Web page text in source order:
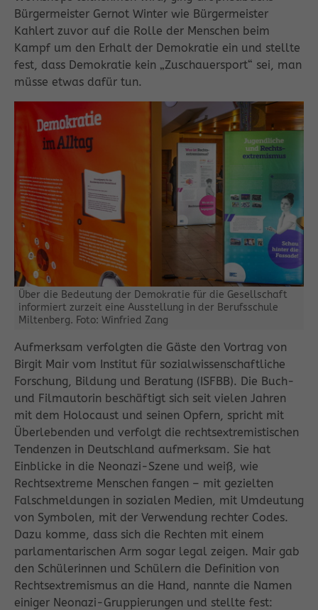
Bürgermeister Gernot Winter wie Bürgermeister
Kahlert zuvor auf die Rolle der Menschen beim
Kampf um den Erhalt der Demokratie ein und stellte
fest, dass Demokratie kein „Zuschauersport“ sei, man
müsse etwas dafür tun.
Über die Bedeutung der Demokratie für die Gesellschaft
informiert zurzeit eine Ausstellung in der Berufsschule
Miltenberg. Foto: Winfried Zang
Aufmerksam verfolgten die Gäste den Vortrag von
Birgit Mair vom Institut für sozialwissenschaftliche
Forschung, Bildung und Beratung (ISFBB). Die Buch-
und Filmautorin beschäftigt sich seit vielen Jahren
mit dem Holocaust und seinen Opfern, spricht mit
Überlebenden und verfolgt die rechtsextremistischen
Tendenzen in Deutschland aufmerksam. Sie hat
Einblicke in die Neonazi-Szene und weiß, wie
Rechtsextreme Menschen fangen – mit gezielten
Falschmeldungen in sozialen Medien, mit Umdeutung
von Symbolen, mit der Verwendung rechter Codes.
Dazu komme, dass sich die Rechten mit einem
parlamentarischen Arm sogar legal zeigen. Mair gab
den Schülerinnen und Schülern die Definition von
Rechtsextremismus an die Hand, nannte die Namen
einiger Neonazi-Gruppierungen und stellte fest: